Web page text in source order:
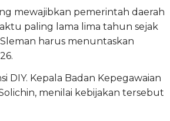
mewajibkan pemerintah daerah
paling lama lima tahun sejak
harus menuntaskan
DIY. Kepala Badan Kepegawaian
menilai kebijakan tersebut